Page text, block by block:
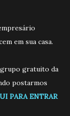
em sua casa.
gratuito da
postarmos
PARA ENTRAR